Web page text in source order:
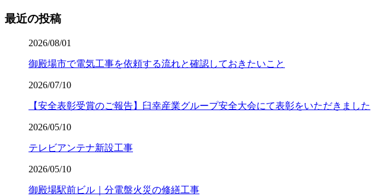
最近の投稿
2026/08/01
御殿場市で電気工事を依頼する流れと確認しておきたいこと
2026/07/10
【安全表彰受賞のご報告】臼幸産業グループ安全大会にて表彰をいただきました
2026/05/10
テレビアンテナ新設工事
2026/05/10
御殿場駅前ビル｜分電盤火災の修繕工事